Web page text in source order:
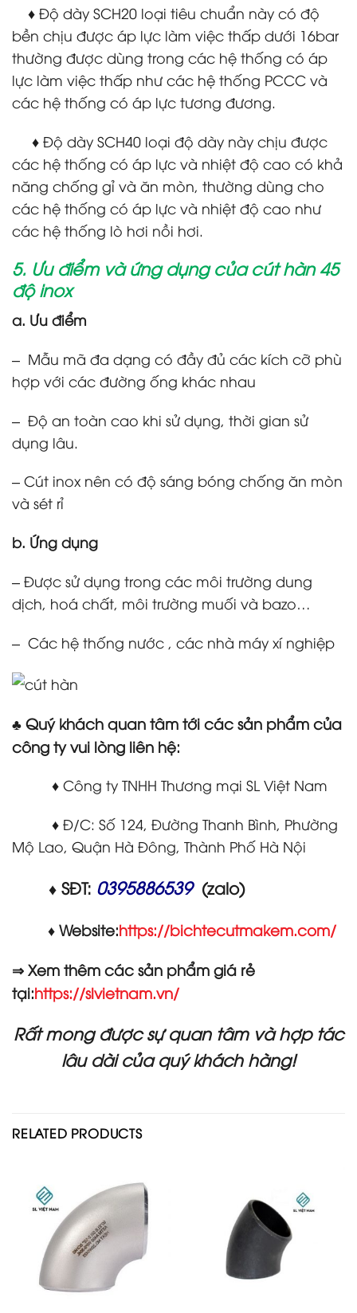
♦ Độ dày SCH20 loại tiêu chuẩn này có độ
bền chịu được áp lực làm việc thấp dưới 16bar
thường được dùng trong các hệ thống có áp
lực làm việc thấp như các hệ thống PCCC và
các hệ thống có áp lực tương đương.
♦ Độ dày SCH40 loại độ dày này chịu được
các hệ thống có áp lực và nhiệt độ cao có khả
năng chống gỉ và ăn mòn, thường dùng cho
các hệ thống có áp lực và nhiệt độ cao như
các hệ thống lò hơi nồi hơi.
5. Ưu điểm và ứng dụng của cút hàn 45
độ inox
a. Ưu điểm
– Mẫu mã đa dạng có đầy đủ các kích cỡ phù
hợp với các đường ống khác nhau
– Độ an toàn cao khi sử dụng, thời gian sử
dụng lâu.
– Cút inox nên có độ sáng bóng chống ăn mòn
và sét rỉ
b. Ứng dụng
– Được sử dụng trong các môi trường dung
dịch, hoá chất, môi trường muối và bazo…
– Các hệ thống nước , các nhà máy xí nghiệp
♣ Quý khách quan tâm tới các sản phẩm của
công ty vui lòng liên hệ:
♦ Công ty TNHH Thương mại SL Việt Nam
♦ Đ/C: Số 124, Đường Thanh Bình, Phường
Mộ Lao, Quận Hà Đông, Thành Phố Hà Nội
♦ SĐT: 0395886539 (zalo)
♦ Website:https://bichtecutmakem.com/
⇒ Xem thêm các sản phẩm giá rẻ
tại:https://slvietnam.vn/
Rất mong được sự quan tâm và hợp tác
lâu dài của quý khách hàng!
RELATED PRODUCTS